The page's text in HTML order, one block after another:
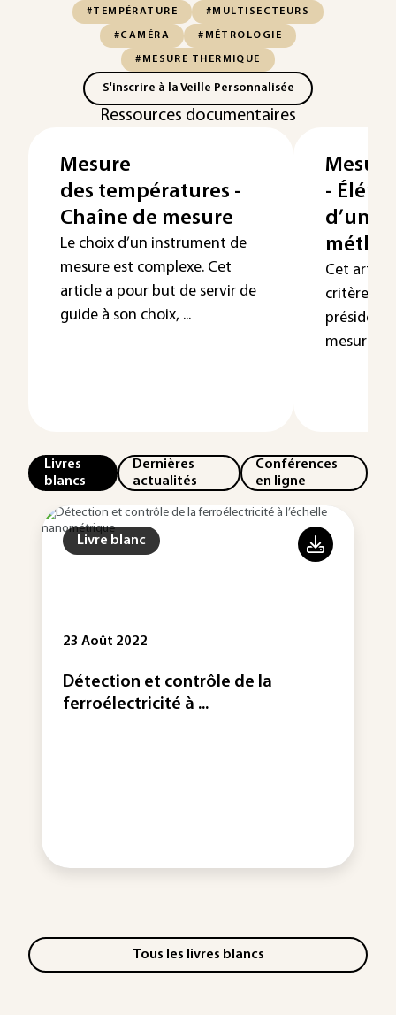
#TEMPÉRATURE #MULTISECTEURS
#CAMÉRA #MÉTROLOGIE
#MESURE THERMIQUE
S'inscrire à la Veille Personnalisée
Ressources documentaires
Mesure
des températures -
Chaîne de mesure
Le choix d’un instrument de
mesure est complexe. Cet
article a pour but de servir de
guide à son choix, ...
-
d’une
Cet article
critères
président
mesure, ...
Livres
blancs
Dernières
actualités
Conférences
en ligne
Livre blanc
23 Août 2022
Détection et contrôle de la
ferroélectricité à ...
Tous les livres blancs